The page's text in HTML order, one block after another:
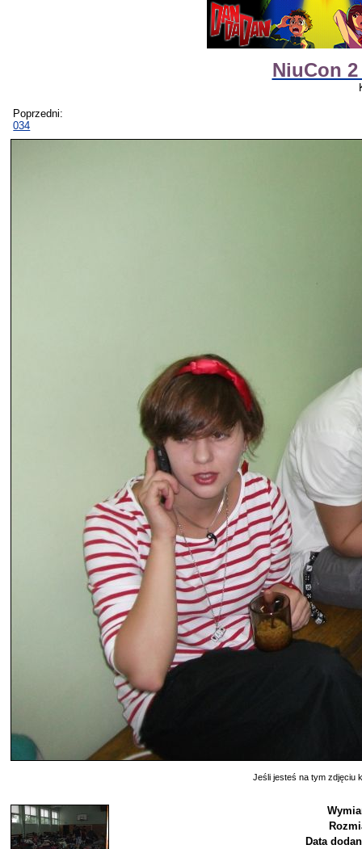
NiuCon
Poprzedni:
034
Jeśli jesteś na tym zdjęciu
Data